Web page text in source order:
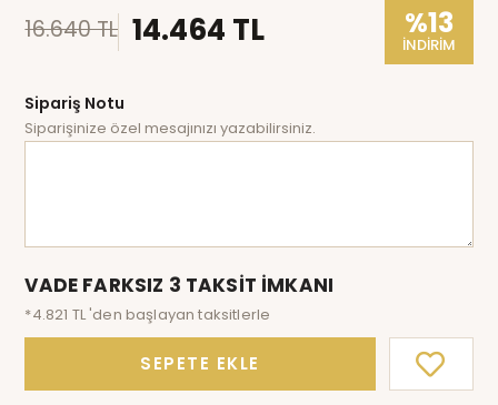
16.640 TL 14.464 TL %13
İNDİRİM
Sipariş Notu
Siparişinize özel mesajınızı yazabilirsiniz.
VADE FARKSIZ 3 TAKSİT İMKANI
*4.821 TL 'den başlayan taksitlerle
SEPETE EKLE